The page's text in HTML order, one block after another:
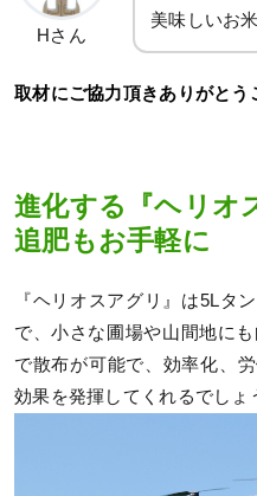
Hさん
美味しいお
取材にご協力頂きありがとう
進化する『ヘリオ
追肥もお手軽に
『ヘリオスアグリ』は5Lタ
で、小さな圃場や山間地に
で散布が可能で、効率化、
効果を発揮してくれるでしょ